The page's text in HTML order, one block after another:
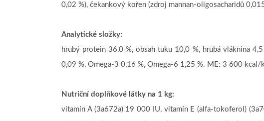
0,02 %), čekankový kořen (zdroj mannan-oligosacharidů
Analytické složky:
hrubý protein 36,0 %, obsah tuku 10,0 %, hrubá vláknina
0,09 %, Omega-3 0,16 %, Omega-6 1,25 %. ME: 3 600 kcal/
Nutriční doplňkové látky na 1 kg:
vitamín A (3a672a) 19 000 IU, vitamín E (alfa-tokoferol)